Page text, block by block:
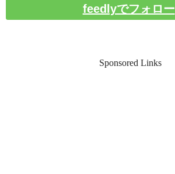
feedlyでフォロー
Sponsored Links